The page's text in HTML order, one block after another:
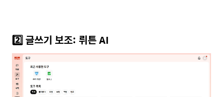
2️⃣ 글쓰기 보조: 뤼튼 AI